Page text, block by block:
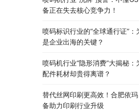
备正在失去核心竞争力！
喷码标识行业的“全球通行证”：
是企业出海的关键？
喷码机行业“隐形消费”大揭秘：
配件耗材却贵得离谱？
替代丝网印刷更高效！合肥依
备助力印刷行业升级